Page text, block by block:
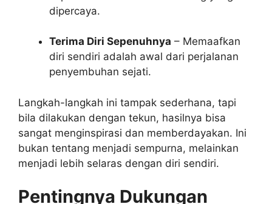
dipercaya.
Terima Diri Sepenuhnya – Memaafkan
diri sendiri adalah awal dari perjalanan
penyembuhan sejati.
Langkah-langkah ini tampak sederhana, tapi
bila dilakukan dengan tekun, hasilnya bisa
sangat menginspirasi dan memberdayakan. Ini
bukan tentang menjadi sempurna, melainkan
menjadi lebih selaras dengan diri sendiri.
Pentingnya Dukungan